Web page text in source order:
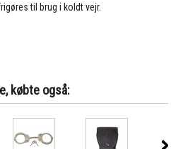
til brug i koldt vejr.
købte også: